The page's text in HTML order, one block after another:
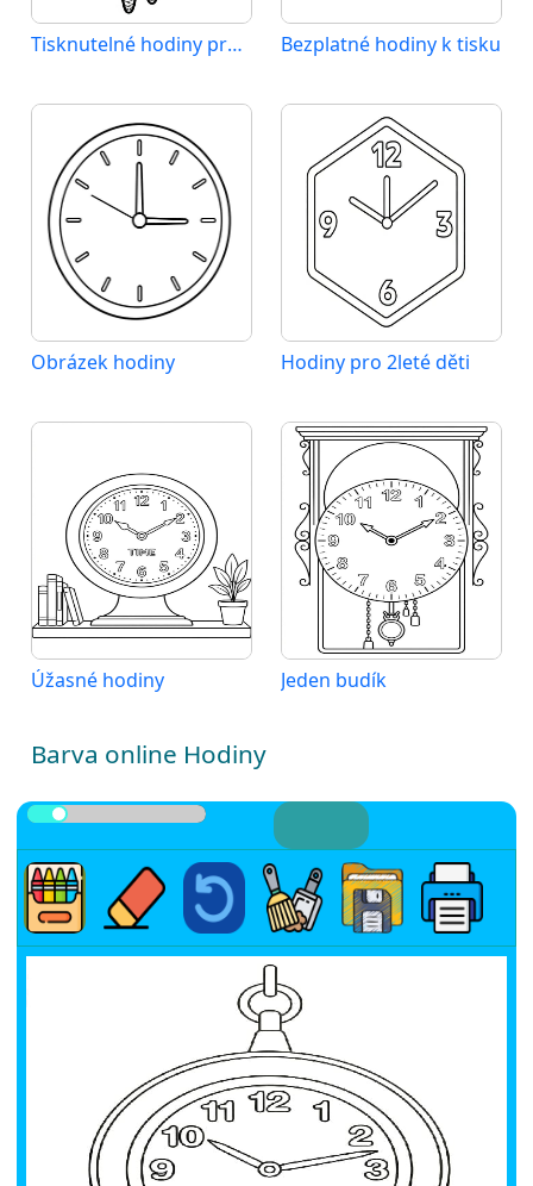
Tisknutelné hodiny pro děti Bezplatné hodiny k tisku
Obrázek hodiny Hodiny pro 2leté děti
Úžasné hodiny Jeden budík
Barva online Hodiny